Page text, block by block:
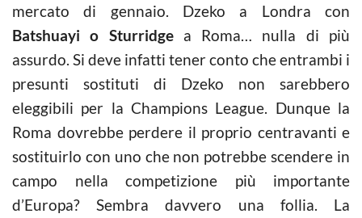
mercato di gennaio. Dzeko a Londra con
Batshuayi o Sturridgea Roma… nulla di più
assurdo. Si deve infatti tener conto che entrambi i
presunti sostituti di Dzeko non sarebbero
eleggibili per la Champions League. Dunque la
Roma dovrebbe perdere il proprio centravanti e
sostituirlo con uno che non potrebbe scendere in
campo nella competizione più importante
d’Europa? Sembra davvero una follia. La